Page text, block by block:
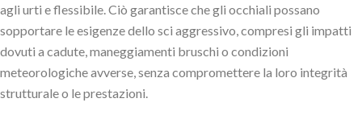
agli urti e flessibile. Ciò garantisce che gli occhiali possano
sopportare le esigenze dello sci aggressivo, compresi gli impatti
dovuti a cadute, maneggiamenti bruschi o condizioni
meteorologiche avverse, senza compromettere la loro integrità
strutturale o le prestazioni.